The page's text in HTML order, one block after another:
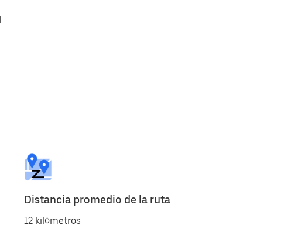
Distancia promedio de la ruta
12 kilómetros